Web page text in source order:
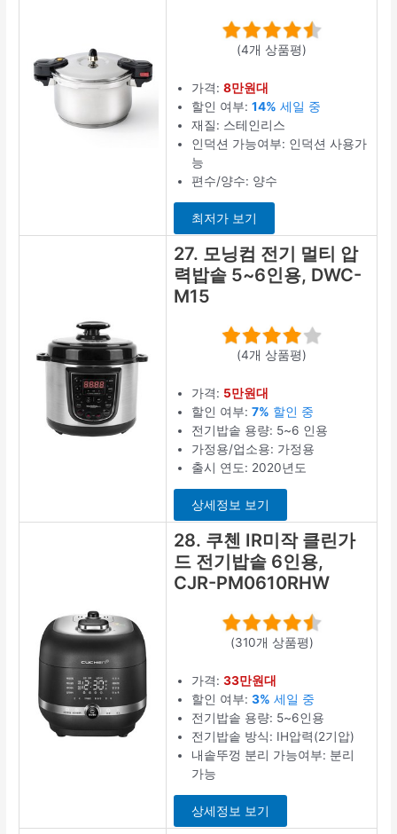
(4개 상품평)
가격:8만원대
할인 여부:14% 세일 중
재질: 스테인리스
인덕션 가능여부: 인덕션 사용가
능
편수/양수: 양수
최저가 보기
27. 모닝컴 전기 멀티 압
력밥솥 5~6인용, DWC-
M15
(4개 상품평)
가격: 5만원대
할인 여부:7% 할인 중
전기밥솥 용량: 5~6 인용
가정용/업소용: 가정용
출시 연도: 2020년도
상세정보 보기
28. 쿠첸 IR미작 클린가
드 전기밥솥 6인용,
CJR-PM0610RHW
(310개 상품평)
가격:33만원대
할인 여부:3% 세일 중
전기밥솥 용량: 5~6인용
전기밥솥 방식: IH압력(2기압)
내솥뚜껑 분리 가능여부: 분리
가능
상세정보 보기